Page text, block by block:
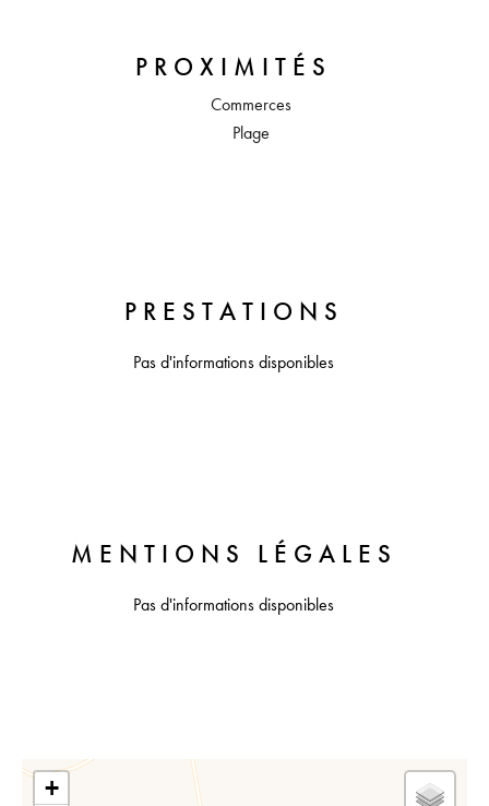
PROXIMITÉS
Commerces
Plage
PRESTATIONS
Pas d'informations disponibles
MENTIONS LÉGALES
Pas d'informations disponibles
+